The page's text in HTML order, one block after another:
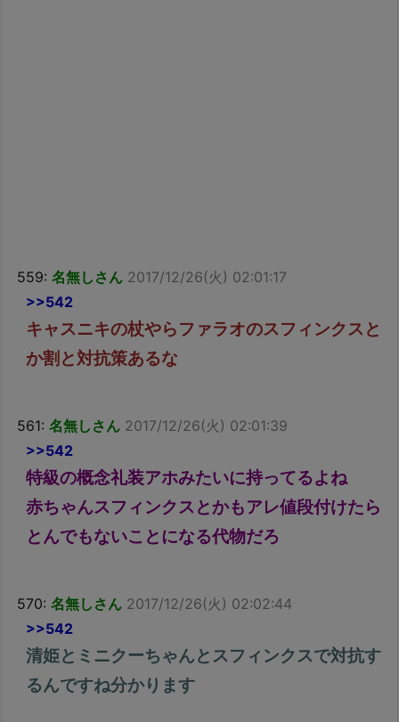
559: 名無しさん 2017/12/26(火) 02:01:17
>>542
キャスニキの杖やらファラオのスフィンクスと
か割と対抗策あるな
561: 名無しさん 2017/12/26(火) 02:01:39
>>542
特級の概念礼装アホみたいに持ってるよね
赤ちゃんスフィンクスとかもアレ値段付けたら
とんでもないことになる代物だろ
570: 名無しさん 2017/12/26(火) 02:02:44
>>542
清姫とミニクーちゃんとスフィンクスで対抗す
るんですね分かります